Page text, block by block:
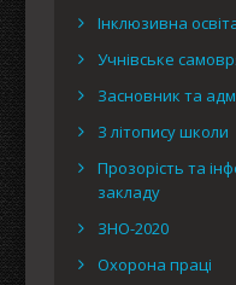
Інклюзивна
Учнівське
Засновник та
З літопису школи
Прозорість та
закладу
ЗНО-2020
Охорона праці